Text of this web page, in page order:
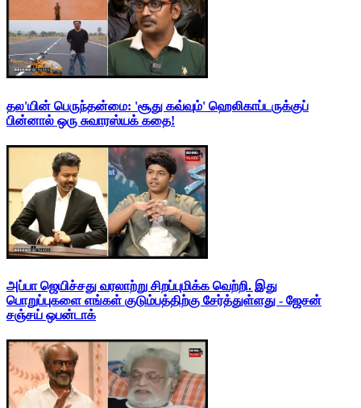
தல'யின் பெருந்தன்மை: 'சூது கவ்வும்' ஹெலிகாப்டருக்குப்
பின்னால் ஒரு சுவாரஸ்யக் கதை!
அப்பா ஜெயிச்சது வரலாற்று சிறப்புமிக்க வெற்றி. இது
பொறுப்புகளை எங்கள் குடும்பத்திற்கு சேர்த்துள்ளது - ஜேசன்
சஞ்சய் ஒபன்டாக்